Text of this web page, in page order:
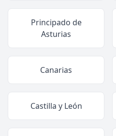
Principado de
Asturias
Canarias
Castilla y León